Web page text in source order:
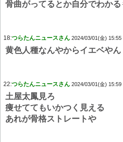
骨曲がってるとか自分でわかる
18:つらたんニュースさん 2024/03/01(金) 15:55
黄色人種なんやからイエベやん
22:つらたんニュースさん 2024/03/01(金) 15:59
土屋太鳳見ろ
痩せててもいかつく見える
あれが骨格ストレートや